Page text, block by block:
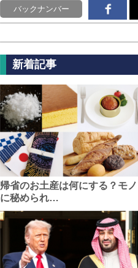
バックナンバー
新着記事
帰省のお土産は何にする？モノ
に秘められ…